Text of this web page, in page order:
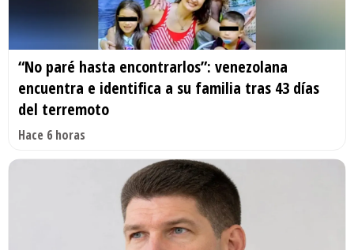
“No paré hasta encontrarlos”: venezolana
encuentra e identifica a su familia tras 43 días
del terremoto
Hace 6 horas